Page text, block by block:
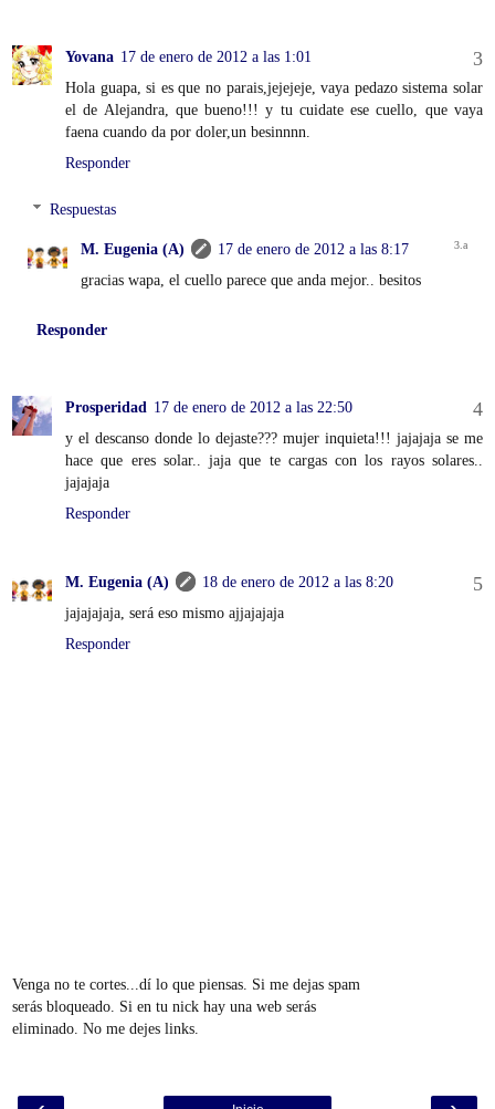
Yovana 17 de enero de 2012 a las 1:01
Hola guapa, si es que no parais,jejejeje, vaya pedazo sistema solar
el de Alejandra, que bueno!!! y tu cuidate ese cuello, que vaya
faena cuando da por doler,un besinnnn.
Responder
Respuestas
M. Eugenia (A)
17 de enero de 2012 a las 8:17
gracias wapa, el cuello parece que anda mejor.. besitos
Responder
Prosperidad 17 de enero de 2012 a las 22:50
y el descanso donde lo dejaste??? mujer inquieta!!! jajajaja se me
hace que eres solar.. jaja que te cargas con los rayos solares..
jajajaja
Responder
M. Eugenia (A)
18 de enero de 2012 a las 8:20
jajajajaja, será eso mismo ajjajajaja
Responder
Venga no te cortes...dí lo que piensas. Si me dejas spam
serás bloqueado. Si en tu nick hay una web serás
eliminado. No me dejes links.